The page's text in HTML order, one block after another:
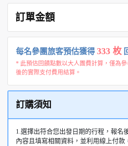
訂單金額
每名參團旅客預估獲得 333 枚
* 此預估回饋點數以大人團費計算，僅為
後的實際支付費用結算。
訂購須知
1.選擇出符合您出發日期的行程，報名
內容且填寫相關資料，並利用線上付